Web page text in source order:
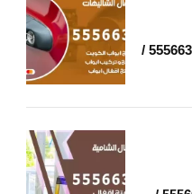
نجار فتح اقفال الشاليهات / 55566392 /